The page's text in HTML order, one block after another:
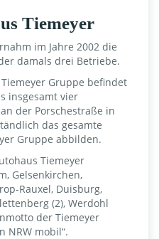
Tiemeyer
im Jahre 2002 die
damals drei Betriebe.
Gruppe befindet
insgesamt vier
der Porschestraße in
das gesamte
Gruppe abbilden.
Tiemeyer
Gelsenkirchen,
Rauxel, Duisburg,
(2), Werdohl
der Tiemeyer
NRW mobil“.